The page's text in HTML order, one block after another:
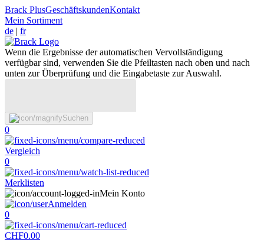
Brack PlusGeschäftskundenKontakt
Mein Sortiment
de | fr
Wenn die Ergebnisse der automatischen Vervollständigung
verfügbar sind, verwenden Sie die Pfeiltasten nach oben und nach
unten zur Überprüfung und die Eingabetaste zur Auswahl.
Suchen
0
Vergleich
0
Merklisten
Mein Konto
Anmelden
0
CHF0.00